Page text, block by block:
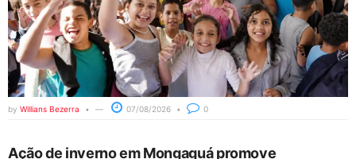
by Willians Bezerra 07/08/2026 0
Ação de inverno em Mongaguá promove